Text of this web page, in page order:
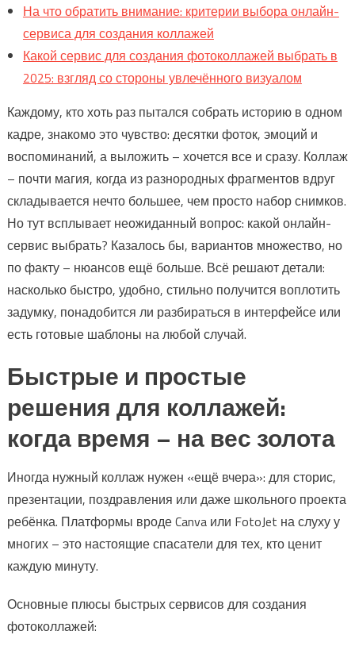
На что обратить внимание: критерии выбора онлайн-
сервиса для создания коллажей
Какой сервис для создания фотоколлажей выбрать в
2025: взгляд со стороны увлечённого визуалом
Каждому, кто хоть раз пытался собрать историю в одном
кадре, знакомо это чувство: десятки фоток, эмоций и
воспоминаний, а выложить – хочется все и сразу. Коллаж
– почти магия, когда из разнородных фрагментов вдруг
складывается нечто большее, чем просто набор снимков.
Но тут всплывает неожиданный вопрос: какой онлайн-
сервис выбрать? Казалось бы, вариантов множество, но
по факту – нюансов ещё больше. Всё решают детали:
насколько быстро, удобно, стильно получится воплотить
задумку, понадобится ли разбираться в интерфейсе или
есть готовые шаблоны на любой случай.
Быстрые и простые
решения для коллажей:
когда время – на вес золота
Иногда нужный коллаж нужен «ещё вчера»: для сторис,
презентации, поздравления или даже школьного проекта
ребёнка. Платформы вроде Canva или FotoJet на слуху у
многих – это настоящие спасатели для тех, кто ценит
каждую минуту.
Основные плюсы быстрых сервисов для создания
фотоколлажей: